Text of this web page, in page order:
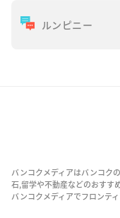
ルンピニー
バンコクメディアはバンコク
石,留学や不動産などのおすす
バンコクメディアでフロンテ